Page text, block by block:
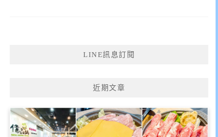
LINE訊息訂閱
近期文章